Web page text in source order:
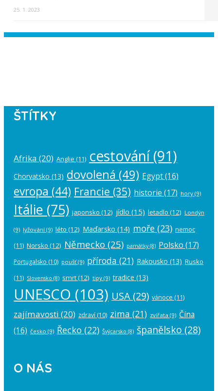
25. 1. 2023
ŠTÍTKY
Afrika (20) Anglie (11) cestování(91)
Chorvatsko (13) dovolená (49) Egypt(16)
evropa (44) Francie (35) historie (17) hory (9)
Itálie (75) japonsko (12) jídlo (15) letadlo (12) Londýn
(9) lyžování (9) léto (12) Maďarsko (14) moře (23) nemoc
(11) Norsko (12) Německo (25) památky(8) Polsko (17)
Portugalsko (10) poušť(9) příroda (21) Rakousko (13) Rusko
(11) Slovensko (8) smrt(12) tipy (9) tradice (13)
UNESCO (103) USA (29) vánoce (11)
zajímavosti (20) zdraví (10) zima (21) zvířata (9) Čína
(16) česko (9) Řecko (22) Švýcarsko (8) španělsko (28)
O NÁS